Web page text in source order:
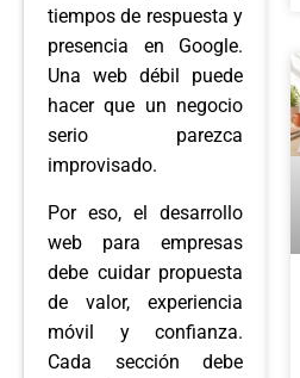
tiempos de respuesta y
presencia en Google.
Una web débil puede
hacer que un negocio
serio parezca
improvisado.
Por eso, el desarrollo
web para empresas
debe cuidar propuesta
de valor, experiencia
móvil y confianza.
Cada sección debe